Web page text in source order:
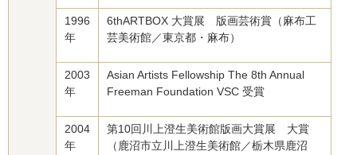
1996
年
6thARTBOX 大賞展 版画芸術賞（麻布工
芸美術館／東京都・麻布）
2003
年
Asian Artists Fellowship The 8th Annual
Freeman Foundation VSC 受賞
2004
年
第10回川上澄生美術館版画大賞展 大賞
（鹿沼市立川上澄生美術館／栃木県鹿沼